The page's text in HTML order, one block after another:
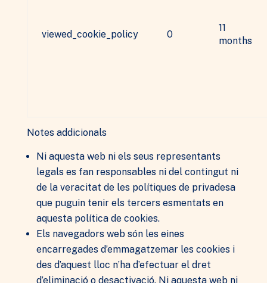
viewed_cookie_policy 0
11
months
Notes addicionals
Ni aquesta web ni els seus representants
legals es fan responsables ni del contingut ni
de la veracitat de les polítiques de privadesa
que puguin tenir els tercers esmentats en
aquesta política de cookies.
Els navegadors web són les eines
encarregades d’emmagatzemar les cookies i
des d’aquest lloc n’ha d’efectuar el dret
d’eliminació o desactivació. Ni aquesta web ni